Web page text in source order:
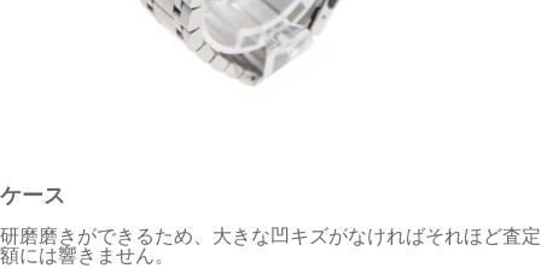
ケース
研磨磨きができるため、大きな凹キズがなければそれほど査定
額には響きません。